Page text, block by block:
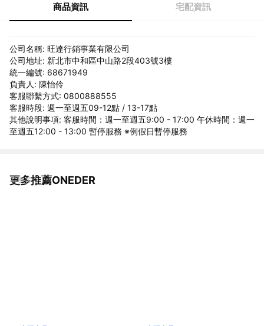
商品資訊 宅配資訊
公司名稱: 旺達行銷事業有限公司
公司地址: 新北市中和區中山路2段403號3樓
統一編號: 68671949
負責人: 陳怡伶
客服聯繫方式: 0800888555
客服時段: 週一至週五09-12點 / 13-17點
其他說明事項: 客服時間：週一至週五9:00 - 17:00 午休時間：週一
至週五12:00 - 13:00 暫停服務 ※例假日暫停服務
更多推薦ONEDER
看更多